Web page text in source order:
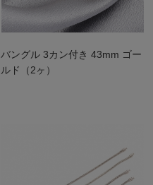
バングル 3カン付き 43mm ゴー
ルド（2ヶ）